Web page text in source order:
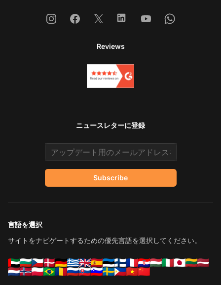
InstagramFacebook
X LinkedinYoutubeWhatsapp
Reviews
ニュースレターに登録
Email address
Subscribe
言語を選択
サイトをナビゲートするための優先言語を選択してください。